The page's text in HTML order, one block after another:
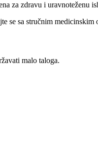
za zdravu i uravnoteženu
se sa stručnim medicinskim
malo taloga.